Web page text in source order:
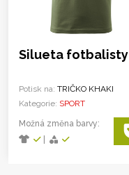
Silueta fotbalisty
Potisk na: TRIČKO KHAKI
Kategorie: SPORT
Možná změna barvy: